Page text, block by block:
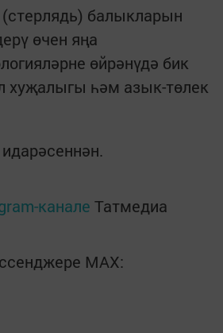
балыкларын
өчен яңа
өйрәнүдә бик
хуҗалыгы һәм азык-төлек
канале Татмедиа
MАХ: